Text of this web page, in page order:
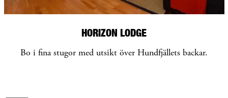
HORIZON LODGE
Bo i fina stugor med utsikt över Hundfjällets backar.